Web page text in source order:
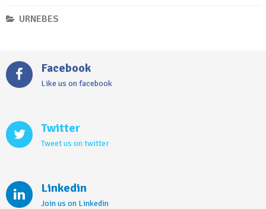
URNEBES
Facebook
Like us on facebook
Twitter
Tweet us on twitter
Linkedin
Join us on Linkedin